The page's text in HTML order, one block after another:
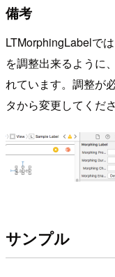
備考
LTMorphingLabelで
を調整出来るように
れています。調整が
タから変更してくださ
サンプル